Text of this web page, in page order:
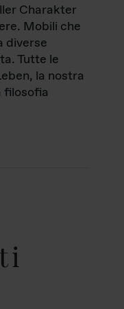
Charakter
Mobili che
diverse
Tutte le
la nostra
filosofia